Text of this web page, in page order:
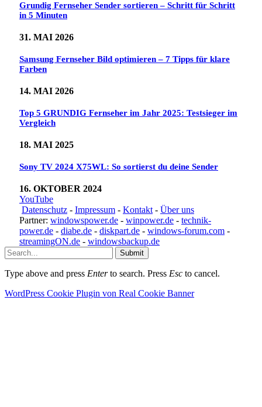
Grundig Fernseher Sender sortieren – Schritt für Schritt
in 5 Minuten
31. MAI 2026
Samsung Fernseher Bild optimieren – 7 Tipps für klare
Farben
14. MAI 2026
Top 5 GRUNDIG Fernseher im Jahr 2025: Testsieger im
Vergleich
18. MAI 2025
Sony TV 2024 X75WL: So sortierst du deine Sender
16. OKTOBER 2024
YouTube
Datenschutz - Impressum - Kontakt - Über uns
Partner: windowspower.de - winpower.de - technik-
power.de - diabe.de - diskpart.de - windows-forum.com -
streamingON.de - windowsbackup.de
Submit
Type above and press Enterto search. Press Esc to cancel.
WordPress Cookie Plugin von Real Cookie Banner